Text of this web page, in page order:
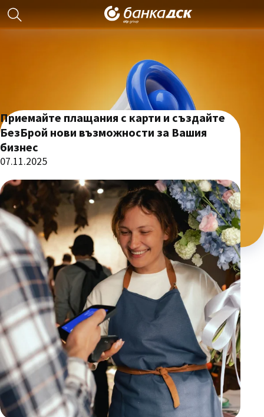
Приемайте плащания с карти и създайте
БезБрой нови възможности за Вашия
бизнес
07.11.2025